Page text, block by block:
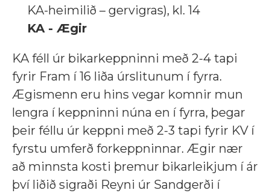
KA-heimilið – gervigras), kl. 14
KA - Ægir
KA féll úr bikarkeppninni með 2-4 tapi
fyrir Fram í 16 liða úrslitunum í fyrra.
Ægismenn eru hins vegar komnir mun
lengra í keppninni núna en í fyrra, þegar
þeir féllu úr keppni með 2-3 tapi fyrir KV í
fyrstu umferð forkeppninnar. Ægir nær
að minnsta kosti þremur bikarleikjum í ár
því liðið sigraði Reyni úr Sandgerði í